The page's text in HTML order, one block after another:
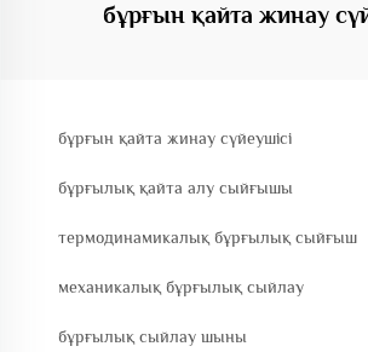
бұрғын қайта жинау
бұрғын қайта жинау сүйеушісі
бұрғылық қайта алу сыйғышы
термодинамикалық бұрғылық сыйғыш
механикалық бұрғылық сыйлау
бұрғылық сыйлау шыны